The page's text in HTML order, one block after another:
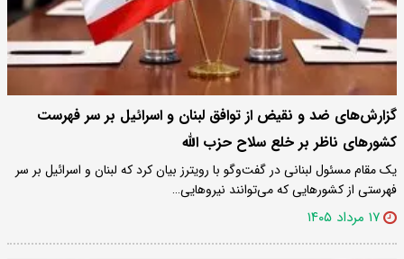
گزارش‌های ضد و نقیض از توافق لبنان و اسرائیل بر سر فهرست
کشورهای ناظر بر خلع سلاح حزب الله
یک مقام مسئول لبنانی در گفت‌وگو با رویترز بیان کرد که لبنان و اسرائیل بر سر
فهرستی از کشورهایی که می‌توانند نیروهایی…
۱۷ مرداد ۱۴۰۵